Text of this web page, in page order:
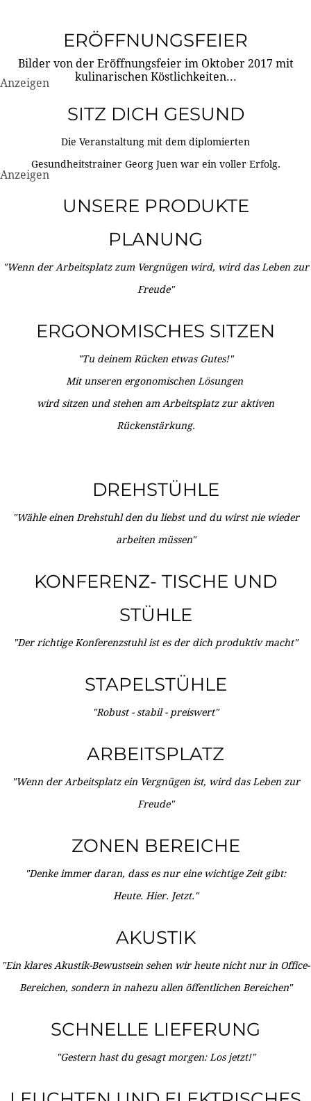
ERÖFFNUNGSFEIER
Bilder von der Eröffnungsfeier im Oktober 2017 mit
kulinarischen Köstlichkeiten...
Anzeigen
SITZ DICH GESUND
Die Veranstaltung mit dem diplomierten
Gesundheitstrainer Georg Juen war ein voller Erfolg.
Anzeigen
UNSERE PRODUKTE
PLANUNG
"Wenn der Arbeitsplatz zum Vergnügen wird, wird das Leben zur
Freude"
ERGONOMISCHES SITZEN
"Tu deinem Rücken etwas Gutes!"
Mit unseren ergonomischen Lösungen
wird sitzen und stehen am Arbeitsplatz zur aktiven
Rückenstärkung.
DREHSTÜHLE
"Wähle einen Drehstuhl den du liebst und du wirst nie wieder
arbeiten müssen"
KONFERENZ- TISCHE UND
STÜHLE
"Der richtige Konferenzstuhl ist es der dich produktiv macht"
STAPELSTÜHLE
"Robust - stabil - preiswert"
ARBEITSPLATZ
"Wenn der Arbeitsplatz ein Vergnügen ist, wird das Leben zur
Freude"
ZONEN BEREICHE
"Denke immer daran, dass es nur eine wichtige Zeit gibt:
Heute. Hier. Jetzt."
AKUSTIK
"Ein klares Akustik-Bewustsein sehen wir heute nicht nur in Office-
Bereichen, sondern in nahezu allen öffentlichen Bereichen"
SCHNELLE LIEFERUNG
"Gestern hast du gesagt morgen: Los jetzt!"